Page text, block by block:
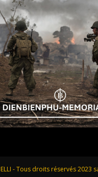
- Tous droits réservés 2023